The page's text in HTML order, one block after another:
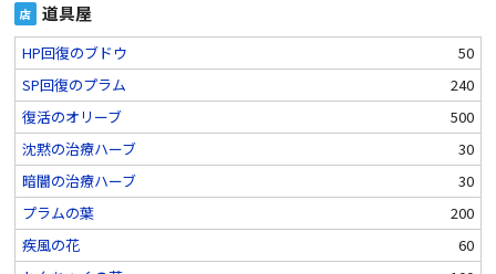
店 道具屋
HP回復のブドウ
50
SP回復のプラム
240
復活のオリーブ
500
沈黙の治療ハーブ
30
暗闇の治療ハーブ
30
プラムの葉
200
疾風の花
60